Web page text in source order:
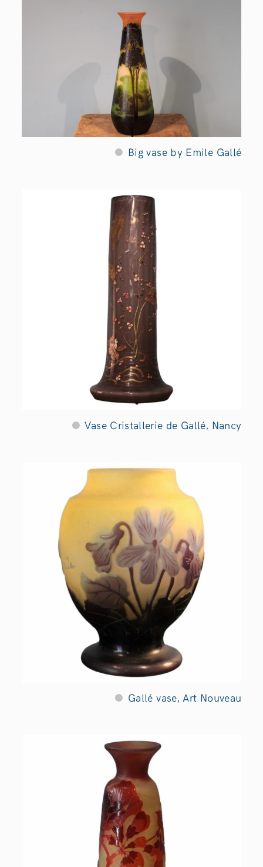
Big vase by Emile Gallé
Vase Cristallerie de Gallé, Nancy
Gallé vase, Art Nouveau